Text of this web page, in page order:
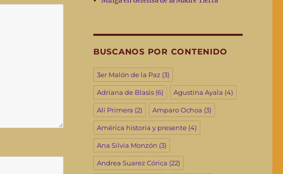
BUSCANOS POR CONTENIDO
3er Malón de la Paz (3)
Adriana de Blasis(6) Agustina Ayala (4)
Alí Primera (2) Amparo Ochoa (3)
América historia y presente(4)
Ana Silvia Monzón (3)
Andrea Suarez Córica (22)